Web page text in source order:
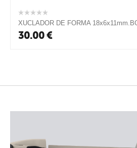
XUCLADOR DE FORMA
30.00€